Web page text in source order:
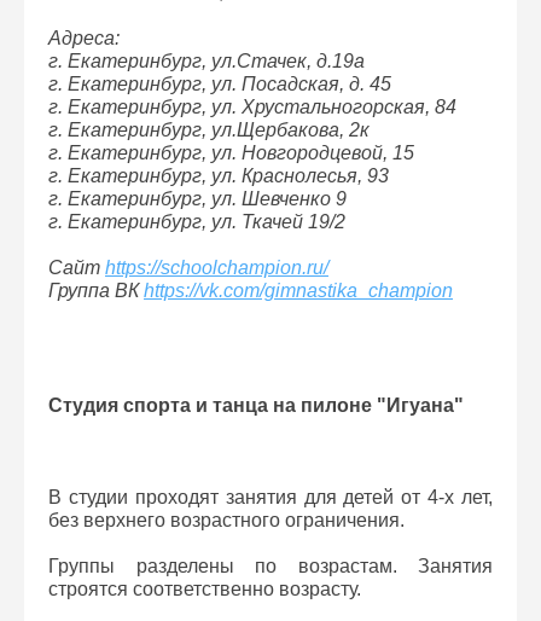
Адреса:
г. Екатеринбург, ул.Стачек, д.19а
г. Екатеринбург, ул. Посадская, д. 45
г. Екатеринбург, ул. Хрустальногорская, 84
г. Екатеринбург, ул.Щербакова, 2к
г. Екатеринбург, ул. Новгородцевой, 15
г. Екатеринбург, ул. Краснолесья, 93
г. Екатеринбург, ул. Шевченко 9
г. Екатеринбург, ул. Ткачей 19/2
Сайт https://schoolchampion.ru/
Группа ВКhttps://vk.com/gimnastika_champion
Студия спорта и танца на пилоне "Игуана"
В студии проходят занятия для детей от 4-х лет,
без верхнего возрастного ограничения.
Группы разделены по возрастам. Занятия
строятся соответственно возрасту.